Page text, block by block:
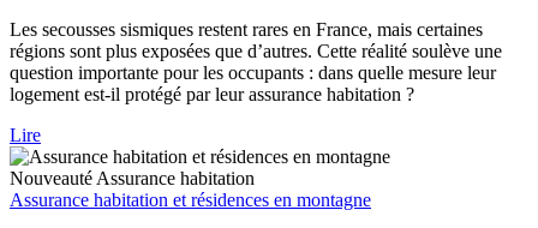
Les secousses sismiques restent rares en France, mais certaines
régions sont plus exposées que d’autres. Cette réalité soulève une
question importante pour les occupants : dans quelle mesure leur
logement est-il protégé par leur assurance habitation ?
Lire
Nouveauté Assurance habitation
Assurance habitation et résidences en montagne